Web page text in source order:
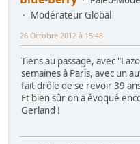
Modérateur Global
26 Octobre 2012 à 15:48
Tiens au passage, avec
semaines à Paris, avec un
fait drôle de se revoir 39
Et bien sûr on a évoqué
Gerland !